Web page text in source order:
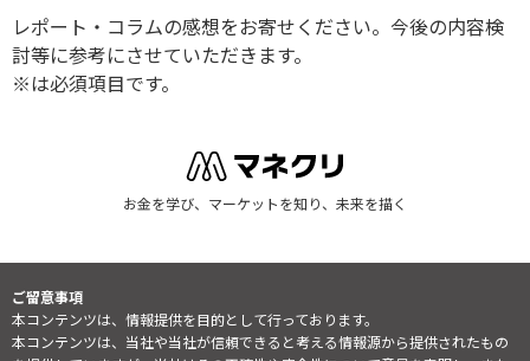
レポート・コラムの感想をお寄せください。今後の内容検
討等に参考にさせていただきます。
※は必須項目です。
お金を学び、マーケットを知り、未来を描く
ご留意事項
本コンテンツは、情報提供を目的として行っております。
本コンテンツは、当社や当社が信頼できると考える情報源から提供されたもの